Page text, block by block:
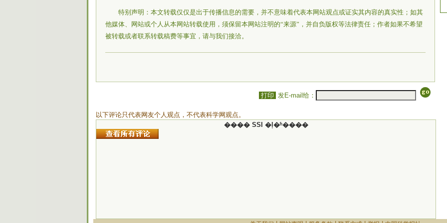
特别声明：本文转载仅仅是出于传播信息的需要，并不意味着代表本网站观点或证实其内容的真实性；如其
他媒体、网站或个人从本网站转载使用，须保留本网站注明的“来源”，并自负版权等法律责任；作者如果不希望
被转载或者联系转载稿费等事宜，请与我们接洽。
打印 发E-mail给：
以下评论只代表网友个人观点，不代表科学网观点。
���� SSI �ļ�ʱ����